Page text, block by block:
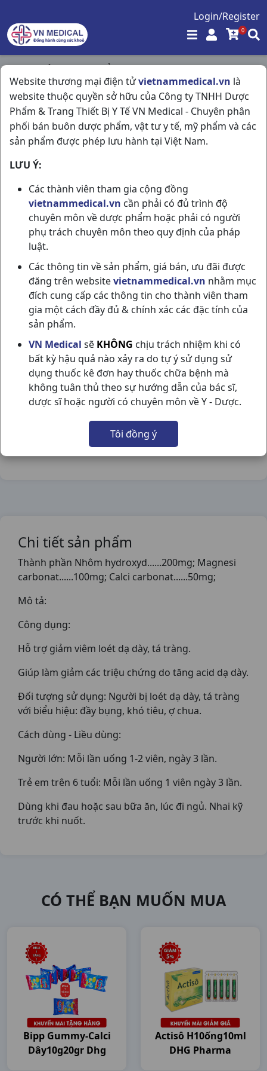
Login/Register
0
Website thương mại điện tửvietnammedical.vn là
website thuộc quyền sở hữu của Công ty TNHH Dược
Phẩm & Trang Thiết Bị Y Tế VN Medical - Chuyên phân
phối bán buôn dược phẩm, vật tư y tế, mỹ phẩm và các
sản phẩm được phép lưu hành tại Việt Nam.
LƯU Ý:
Các thành viên tham gia cộng đồng
vietnammedical.vn cần phải có đủ trình độ
chuyên môn về dược phẩm hoặc phải có người
phụ trách chuyên môn theo quy định của pháp
luật.
Các thông tin về sản phẩm, giá bán, ưu đãi được
đăng trên websitevietnammedical.vn nhằm mục
đích cung cấp các thông tin cho thành viên tham
gia một cách đầy đủ & chính xác các đặc tính của
sản phẩm.
VN Medical sẽ KHÔNG chịu trách nhiệm khi có
bất kỳ hậu quả nào xảy ra do tự ý sử dụng sử
dụng thuốc kê đơn hay thuốc chữa bệnh mà
không tuân thủ theo sự hướng dẫn của bác sĩ,
dược sĩ hoặc người có chuyên môn về Y - Dược.
Tôi đồng ý
Trang chủ / Thực Phẩm Chức Năng /
Alumina C60v Nadyphar
ALUMINA C60V NADYPHAR
NSX:Nadyphar
Nhóm hàng:Thực Phẩm Chức Năng,
Chia sẻ qua mạng xã hội:
Chi tiết sản phẩm
Thành phần Nhôm hydroxyd......200mg; Magnesi
carbonat......100mg; Calci carbonat......50mg;
Mô tả:
Công dụng:
Hỗ trợ giảm viêm loét dạ dày, tá tràng.
Giúp làm giảm các triệu chứng do tăng acid dạ dày.
Đối tượng sử dụng: Người bị loét dạ dày, tá tràng
với biểu hiệu: đầy bụng, khó tiêu, ợ chua.
Cách dùng - Liều dùng:
Người lớn: Mỗi lần uống 1-2 viên, ngày 3 lần.
Trẻ em trên 6 tuổi: Mỗi lần uống 1 viên ngày 3 lần.
Dùng khi đau hoặc sau bữa ăn, lúc đi ngủ. Nhai kỹ
trước khi nuốt.
CÓ THỂ BẠN MUỐN MUA
Bipp Gummy-Calci
Dây10g20gr Dhg
Actisô H10ống10ml
DHG Pharma